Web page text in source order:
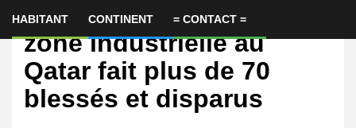
HABITANT CONTINENT = CONTACT =
Une explosion dans une
zone industrielle au
Qatar fait plus de 70
blessés et disparus